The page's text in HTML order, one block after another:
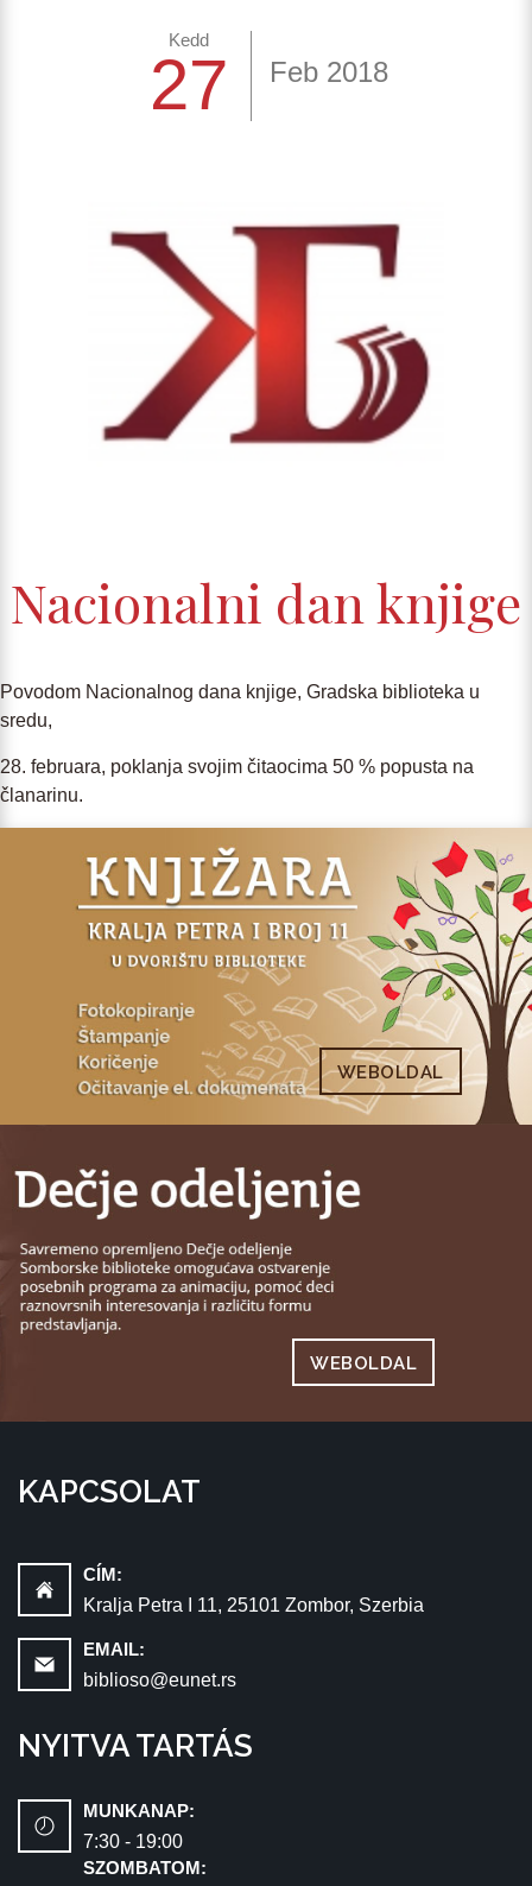
Kedd
27 Feb 2018
Nacionalni dan knjige
Povodom Nacionalnog dana knjige, Gradska biblioteka u
sredu,
28. februara, poklanja svojim čitaocima 50 % popusta na
članarinu.
WEBOLDAL
WEBOLDAL
KAPCSOLAT
CÍM:
Kralja Petra I 11, 25101 Zombor, Szerbia
EMAIL:
biblioso@eunet.rs
NYITVA TARTÁS
MUNKANAP:
7:30 - 19:00
SZOMBATOM: